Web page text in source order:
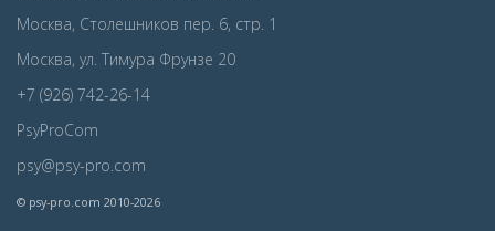
Москва, Столешников пер. 6, стр. 1
Москва, ул. Тимура Фрунзе 20
+7 (926) 742-26-14
PsyProCom
psy@psy-pro.com
© psy-pro.com 2010-2026